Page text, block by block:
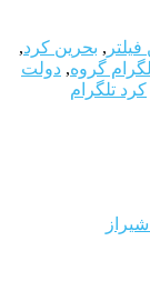
, بحرین کرد,
گروه, دولت
کرد تلگرام